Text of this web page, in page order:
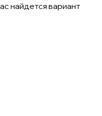
найдется вариант